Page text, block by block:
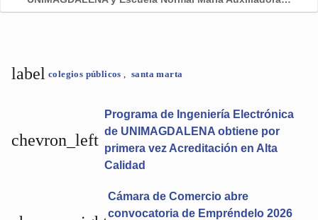
label colegios públicos santa marta
chevron_left
Programa de Ingeniería Electrónica
de UNIMAGDALENA obtiene por
primera vez Acreditación en Alta
Calidad
Cámara de Comercio abre
convocatoria de Empréndelo 2026